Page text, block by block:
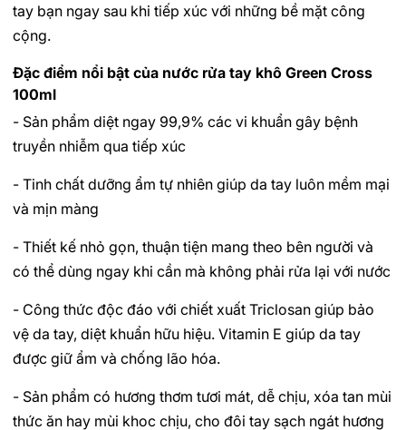
tay bạn ngay sau khi tiếp xúc với những bề mặt công
cộng.
Đặc điểm nổi bật của nước rửa tay khô Green Cross
100ml
- Sản phẩm diệt ngay 99,9% các vi khuẩn gây bệnh
truyền nhiễm qua tiếp xúc
- Tinh chất dưỡng ẩm tự nhiên giúp da tay luôn mềm mại
và mịn màng
- Thiết kế nhỏ gọn, thuận tiện mang theo bên người và
có thể dùng ngay khi cần mà không phải rửa lại với nước
- Công thức độc đáo với chiết xuất Triclosan giúp bảo
vệ da tay, diệt khuẩn hữu hiệu. Vitamin E giúp da tay
được giữ ẩm và chống lão hóa.
- Sản phẩm có hương thơm tươi mát, dễ chịu, xóa tan mùi
thức ăn hay mùi khoc chịu, cho đôi tay sạch ngát hương